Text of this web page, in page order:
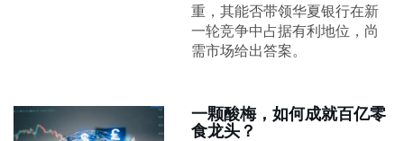
重，其能否带领华夏银行在新
一轮竞争中占据有利地位，尚
需市场给出答案。
一颗酸梅，如何成就百亿零
食龙头？